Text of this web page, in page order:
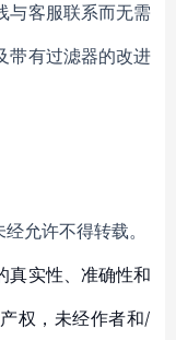
与客服联系而无需
带有过滤器的改进
允许不得转载。
真实性、准确性和
权，未经作者和/